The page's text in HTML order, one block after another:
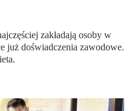
zakładają osoby w
już doświadczenia zawodowe.